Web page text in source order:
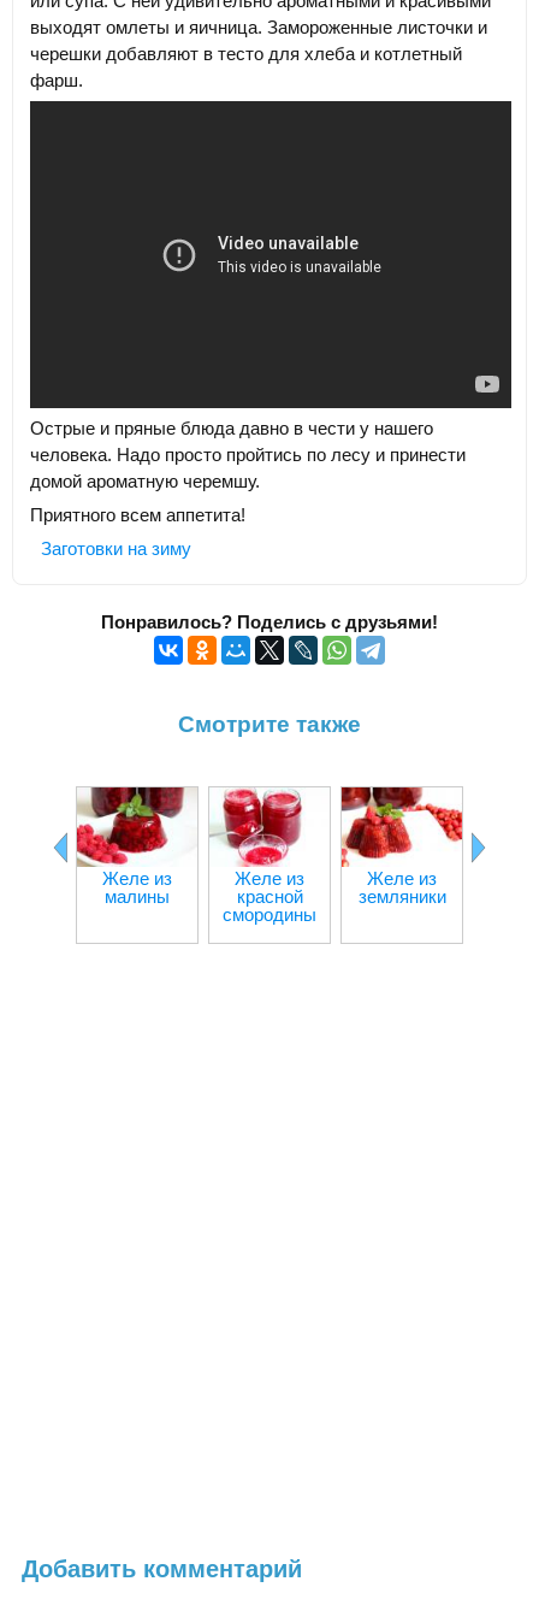
выходят омлеты и яичница. Замороженные листочки и
черешки добавляют в тесто для хлеба и котлетный
фарш.
Острые и пряные блюда давно в чести у нашего
человека. Надо просто пройтись по лесу и принести
домой ароматную черемшу.
Приятного всем аппетита!
Заготовки на зиму
Понравилось? Поделись с друзьями!
Смотрите также
Желе из
малины
Желе из
красной
смородины
Желе из
земляники
Добавить комментарий